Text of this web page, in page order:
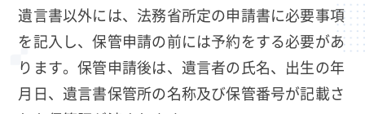
遺言書以外には、法務省所定の申請書に必要事項
を記入し、保管申請の前には予約をする必要があ
ります。保管申請後は、遺言者の氏名、出生の年
月日、遺言書保管所の名称及び保管番号が記載さ